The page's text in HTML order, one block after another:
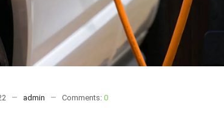
admin Comments: 0